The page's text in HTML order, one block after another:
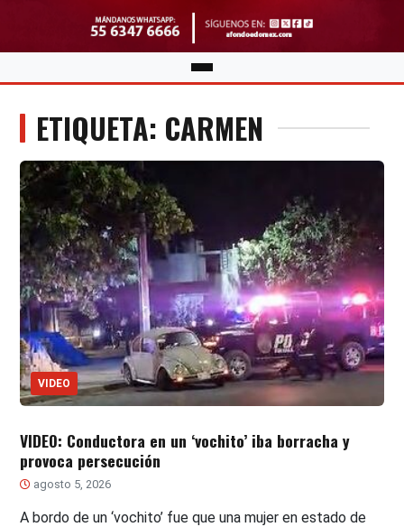
ETIQUETA: CARMEN
VIDEO
VIDEO: Conductora en un ‘vochito’ iba borracha y
provoca persecución
agosto 5, 2026
A bordo de un ‘vochito’ fue que una mujer en estado de